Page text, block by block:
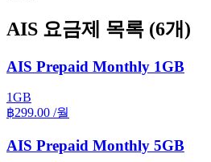
AIS 요금제 목록 (6개)
AIS Prepaid Monthly 1GB
1GB
฿299.00 /월
AIS Prepaid Monthly 5GB